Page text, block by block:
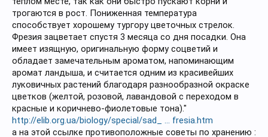
трогаются в рост. Пониженная температура
способствует хорошему тургору цветочных стрелок.
Фрезия зацветает спустя 3 месяца со дня посадки. Она
имеет изящную, оригинальную форму соцветий и
обладает замечательным ароматом, напоминающим
аромат ландыша, и считается одним из красивейших
луковичных растений благодаря разнообразной окраске
цветков (желтой, розовой, лавандовой с переходом в
красные и коричнево-фиолетовые тона)."
http://elib.org.ua/biology/special/sad_ ... fresia.htm
а на этой ссылке противоположные советы по хранению :